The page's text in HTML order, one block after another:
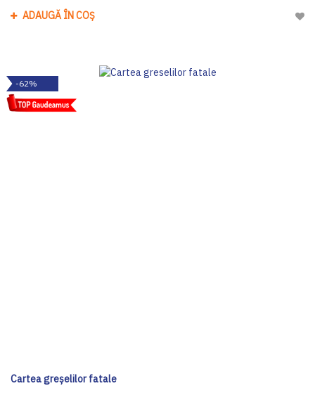
ADAUGĂ ÎN COȘ
-62%
Cartea greșelilor fatale